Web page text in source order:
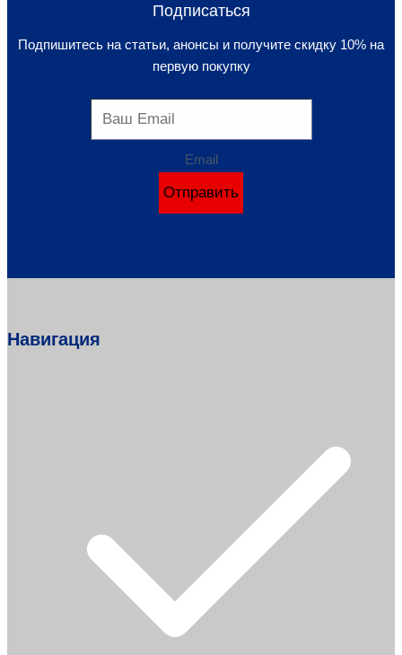
Подписаться
Подпишитесь на статьи, анонсы и получите скидку 10% на
первую покупку
Email
Отправить
Навигация